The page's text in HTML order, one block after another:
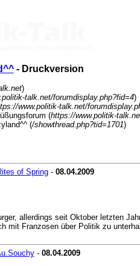
- Druckversion
)
talk.net/forumdisplay.php?fid=4)
www.politik-talk.net/
(https://www.politik-
(/showthread.php?tid=1701)
of Spring- 08.04.2009
allerdings seit Oktober letzten
mit Franzosen über Politik zu
- 08.04.2009